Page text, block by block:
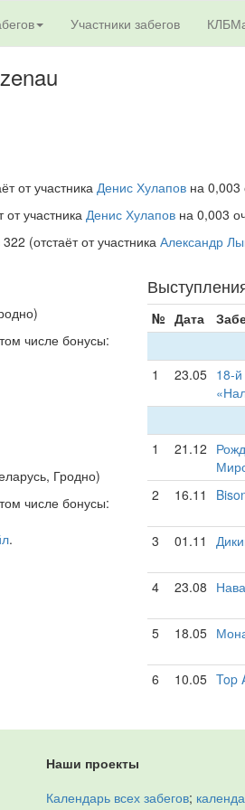
Участники забегов
от участника Денис Хулапов на 0,003
от участника Денис Хулапов на 0,003
(отстаёт от участника Александр
числе бонусы:
Гродно)
числе бонусы:
.
№ Дата
1
23.05 18-
1
21.12
2 16.11
3 01.11
4 23.08
5 18.05
6 10.05 Top
Наши проекты
Календарь всех забегов;